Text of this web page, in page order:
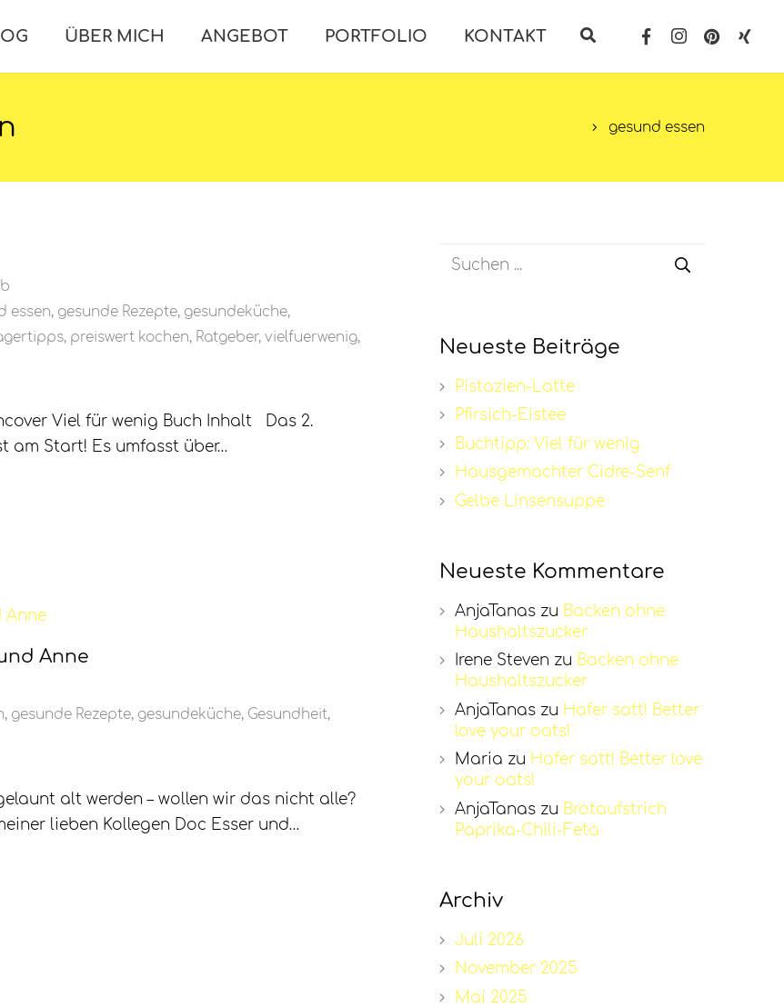
ÜBER MICH ANGEBOT PORTFOLIO KONTAKT
gesund essen
essen, gesunde Rezepte, gesundeküche,
, preiswert kochen, Ratgeber, vielfuerwenig,
Viel für wenig Buch Inhalt Das 2.
am Start! Es umfasst über…
Anne
, gesunde Rezepte, gesundeküche, Gesundheit,
alt werden – wollen wir das nicht alle?
lieben Kollegen Doc Esser und…
Neueste Beiträge
Pistazien-Latte
Pfirsich-Eistee
Buchtipp: Viel für wenig
Hausgemachter Cidre-Senf
Gelbe Linsensuppe
Neueste Kommentare
AnjaTanaszu Backen ohne
Haushaltszucker
Irene Steven zu Backen ohne
Haushaltszucker
AnjaTanaszu Hafer satt! Better
love your oats!
Maria zu Hafer satt! Better love
your oats!
AnjaTanaszu Brotaufstrich
Paprika-Chili-Feta
Archiv
Juli 2026
November 2025
Mai 2025